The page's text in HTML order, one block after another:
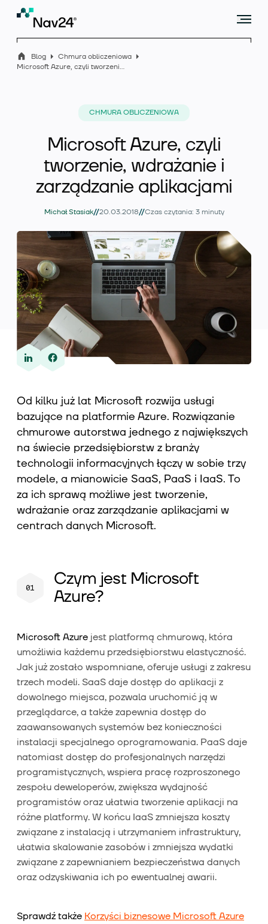
Rozszerzenia
Usługi
Wiedza
O nas
Kontakt
Blog
Chmura obliczeniowa
Microsoft Azure, czyli tworzenie, wdrażanie i zarządzanie aplikacjami
CHMURA OBLICZENIOWA
Microsoft Azure, czyli
tworzenie, wdrażanie i
zarządzanie aplikacjami
Michał Stasiak//20.03.2018//Czas czytania: 3 minuty
Od kilku już lat Microsoft rozwija usługi
bazujące na platformie Azure. Rozwiązanie
chmurowe autorstwa jednego z największych
na świecie przedsiębiorstw z branży
technologii informacyjnych łączy w sobie trzy
modele, a mianowicie SaaS, PaaS i IaaS. To
za ich sprawą możliwe jest tworzenie,
wdrażanie oraz zarządzanie aplikacjami w
centrach danych Microsoft.
Czym jest Microsoft
Azure?
Microsoft Azure jest platformą chmurową, która
umożliwia każdemu przedsiębiorstwu elastyczność.
Jak już zostało wspomniane, oferuje usługi z zakresu
trzech modeli. SaaS daje dostęp do aplikacji z
dowolnego miejsca, pozwala uruchomić ją w
przeglądarce, a także zapewnia dostęp do
zaawansowanych systemów bez konieczności
instalacji specjalnego oprogramowania. PaaS daje
natomiast dostęp do profesjonalnych narzędzi
programistycznych, wspiera pracę rozproszonego
zespołu deweloperów, zwiększa wydajność
programistów oraz ułatwia tworzenie aplikacji na
różne platformy. W końcu IaaS zmniejsza koszty
związane z instalacją i utrzymaniem infrastruktury,
ułatwia skalowanie zasobów i zmniejsza wydatki
związane z zapewnianiem bezpieczeństwa danych
oraz odzyskiwania ich po ewentualnej awarii.
Sprawdź także Korzyści biznesowe Microsoft Azure